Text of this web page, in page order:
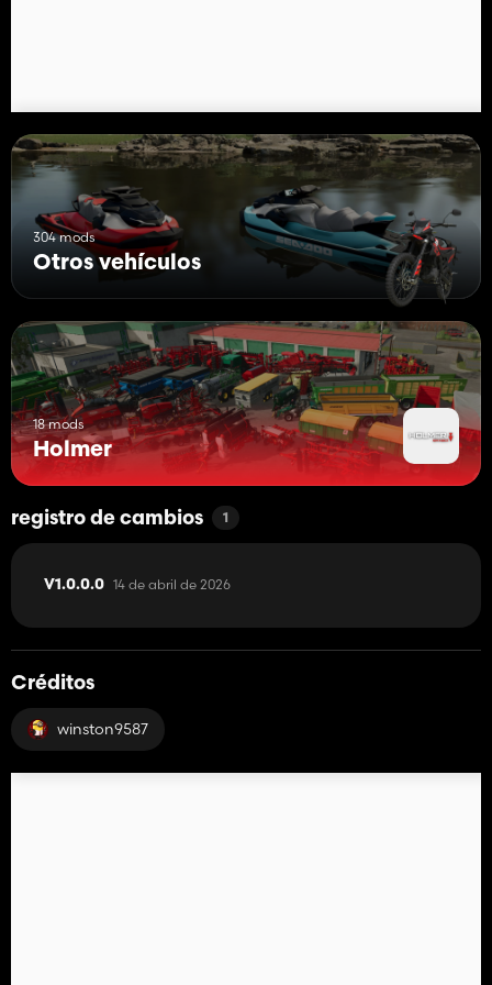
304 mods
Otros vehículos
18 mods
Holmer
registro de cambios 1
V1.0.0.0 14 de abril de 2026
Créditos
winston9587